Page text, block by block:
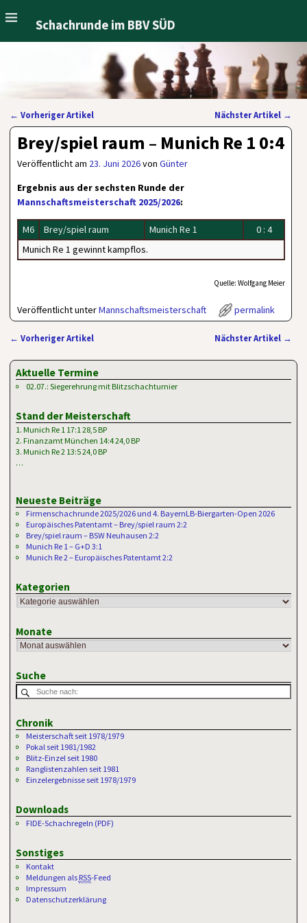
Schachrunde im BBV SÜD
Artikelnavigation
← Vorheriger Artikel Nächster Artikel →
Brey/spiel raum – Munich Re 1 0:4
Veröffentlicht am 23. Juni 2026vonGünter
Ergebnis aus der sechsten Runde der
Mannschaftsmeisterschaft 2025/2026:
M6 Brey/spiel raum Munich Re 1
0 : 4
Munich Re 1 gewinnt kampflos.
Quelle: Wolfgang Meier
Veröffentlicht unterMannschaftsmeisterschaft permalink
← Vorheriger Artikel Nächster Artikel →
Aktuelle Termine
02.07.: Siegerehrung mit Blitzschachturnier
Stand der Meisterschaft
1. Munich Re 1 17:1 28,5 BP
2. Finanzamt München 14:4 24,0 BP
3. Munich Re 2 13:5 24,0 BP
…
Neueste Beiträge
Firmenschachrunde 2025/2026 und 4. BayernLB-Biergarten-Open 2026
Europäisches Patentamt – Brey/spiel raum 2:2
Brey/spiel raum – BSW Neuhausen 2:2
Munich Re 1 – G+D 3:1
Munich Re 2 – Europäisches Patentamt 2:2
Kategorien
Monate
Suche
Chronik
Meisterschaft seit 1978/1979
Pokal seit 1981/1982
Blitz-Einzel seit 1980
Ranglistenzahlen seit 1981
Einzelergebnisse seit 1978/1979
Downloads
FIDE-Schachregeln (PDF)
Sonstiges
Kontakt
Meldungen als RSS-Feed
Impressum
Datenschutzerklärung